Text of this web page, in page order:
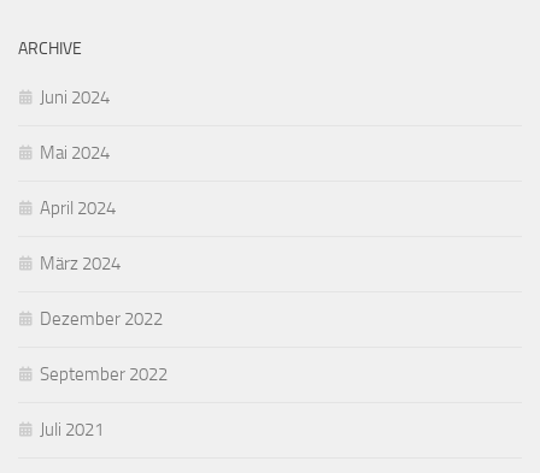
ARCHIVE
Juni 2024
Mai 2024
April 2024
März 2024
Dezember 2022
September 2022
Juli 2021